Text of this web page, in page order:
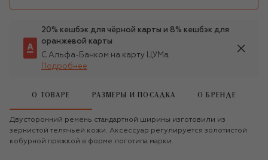
20% кешбэк для чёрной карты и 8% кешбэк для
оранжевой карты
С Альфа-Банком на карту ЦУМа
Подробнее
О ТОВАРЕ РАЗМЕРЫ И ПОСАДКА О БРЕНДЕ
Двусторонний ремень стандартной ширины изготовили из
зернистой телячьей кожи. Аксессуар регулируется золотистой
кобурной пряжкой в форме логотипа марки.